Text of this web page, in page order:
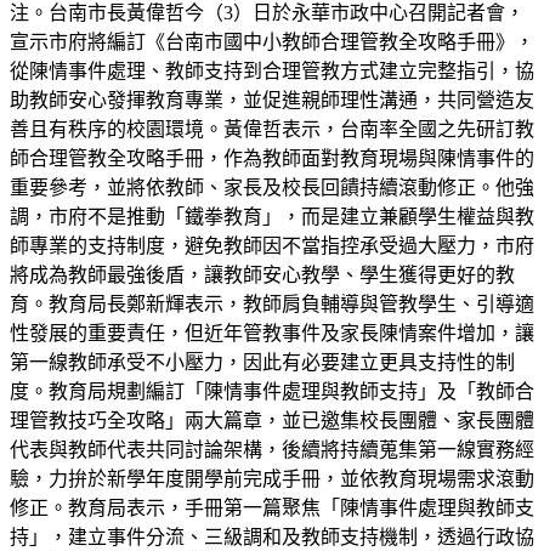
注。台南市長黃偉哲今（3）日於永華市政中心召開記者會，
宣示市府將編訂《台南市國中小教師合理管教全攻略手冊》，
從陳情事件處理、教師支持到合理管教方式建立完整指引，協
助教師安心發揮教育專業，並促進親師理性溝通，共同營造友
善且有秩序的校園環境。黃偉哲表示，台南率全國之先研訂教
師合理管教全攻略手冊，作為教師面對教育現場與陳情事件的
重要參考，並將依教師、家長及校長回饋持續滾動修正。他強
調，市府不是推動「鐵拳教育」，而是建立兼顧學生權益與教
師專業的支持制度，避免教師因不當指控承受過大壓力，市府
將成為教師最強後盾，讓教師安心教學、學生獲得更好的教
育。教育局長鄭新輝表示，教師肩負輔導與管教學生、引導適
性發展的重要責任，但近年管教事件及家長陳情案件增加，讓
第一線教師承受不小壓力，因此有必要建立更具支持性的制
度。教育局規劃編訂「陳情事件處理與教師支持」及「教師合
理管教技巧全攻略」兩大篇章，並已邀集校長團體、家長團體
代表與教師代表共同討論架構，後續將持續蒐集第一線實務經
驗，力拚於新學年度開學前完成手冊，並依教育現場需求滾動
修正。教育局表示，手冊第一篇聚焦「陳情事件處理與教師支
持」，建立事件分流、三級調和及教師支持機制，透過行政協